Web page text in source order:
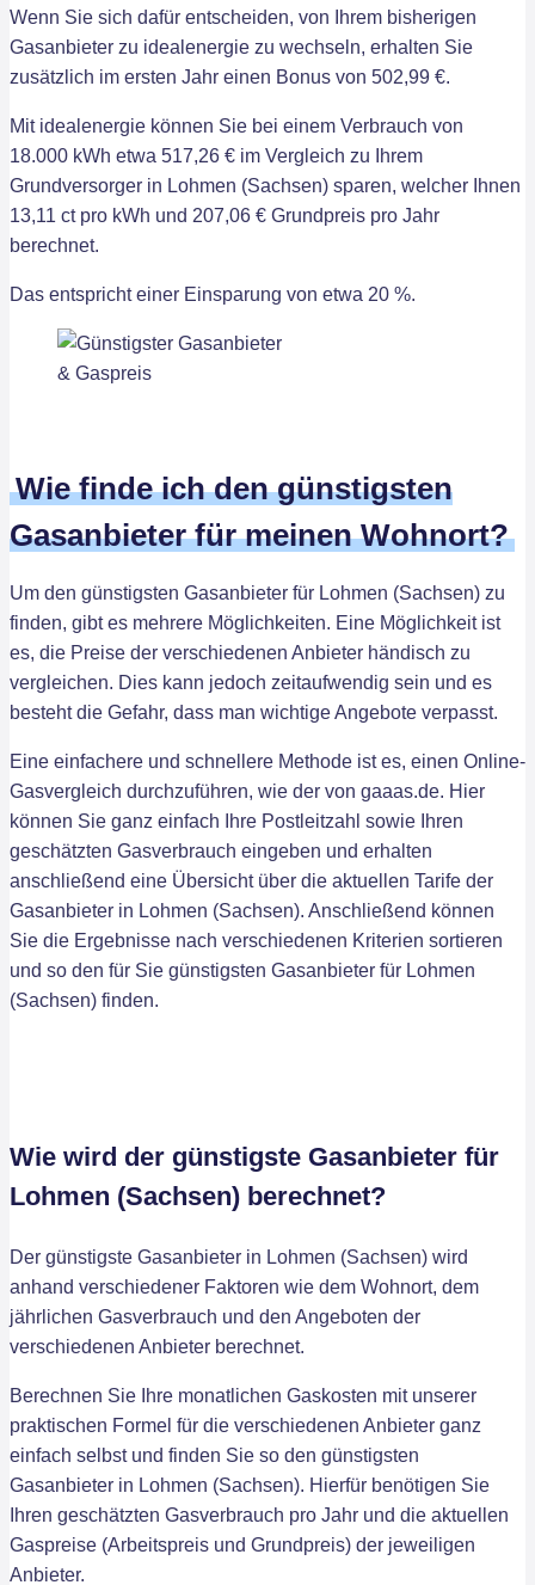
Wenn Sie sich dafür entscheiden, von Ihrem bisherigen
Gasanbieter zu idealenergie zu wechseln, erhalten Sie
zusätzlich im ersten Jahr einen Bonus von 502,99 €.
Mit idealenergie können Sie bei einem Verbrauch von
18.000 kWh etwa 517,26 € im Vergleich zu Ihrem
Grundversorger in Lohmen (Sachsen) sparen, welcher Ihnen
13,11 ct pro kWh und 207,06 € Grundpreis pro Jahr
berechnet.
Das entspricht einer Einsparung von etwa 20 %.
Wie finde ich den günstigsten
Gasanbieter für meinen Wohnort?
Um den günstigsten Gasanbieter für Lohmen (Sachsen) zu
finden, gibt es mehrere Möglichkeiten. Eine Möglichkeit ist
es, die Preise der verschiedenen Anbieter händisch zu
vergleichen. Dies kann jedoch zeitaufwendig sein und es
besteht die Gefahr, dass man wichtige Angebote verpasst.
Eine einfachere und schnellere Methode ist es, einen Online-
Gasvergleich durchzuführen, wie der von gaaas.de. Hier
können Sie ganz einfach Ihre Postleitzahl sowie Ihren
geschätzten Gasverbrauch eingeben und erhalten
anschließend eine Übersicht über die aktuellen Tarife der
Gasanbieter in Lohmen (Sachsen). Anschließend können
Sie die Ergebnisse nach verschiedenen Kriterien sortieren
und so den für Sie günstigsten Gasanbieter für Lohmen
(Sachsen) finden.
Wie wird der günstigste Gasanbieter für
Lohmen (Sachsen) berechnet?
Der günstigste Gasanbieter in Lohmen (Sachsen) wird
anhand verschiedener Faktoren wie dem Wohnort, dem
jährlichen Gasverbrauch und den Angeboten der
verschiedenen Anbieter berechnet.
Berechnen Sie Ihre monatlichen Gaskosten mit unserer
praktischen Formel für die verschiedenen Anbieter ganz
einfach selbst und finden Sie so den günstigsten
Gasanbieter in Lohmen (Sachsen). Hierfür benötigen Sie
Ihren geschätzten Gasverbrauch pro Jahr und die aktuellen
Gaspreise (Arbeitspreis und Grundpreis) der jeweiligen
Anbieter.